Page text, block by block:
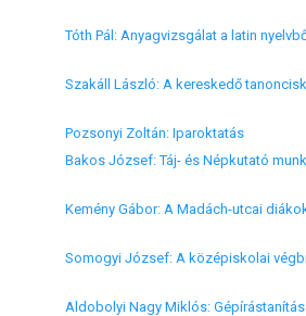
Pozsonyi Zoltán: Iparoktatás
Aldobolyi Nagy Miklós: Gépírástanítás